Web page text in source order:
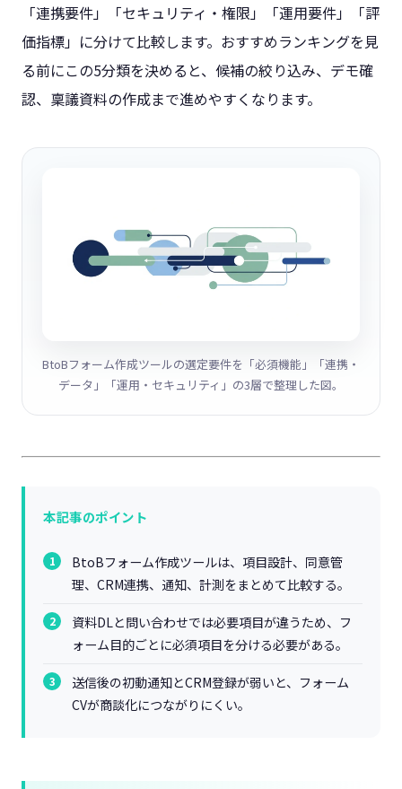
「連携要件」「セキュリティ・権限」「運用要件」「評
価指標」に分けて比較します。おすすめランキングを見
る前にこの5分類を決めると、候補の絞り込み、デモ確
認、稟議資料の作成まで進めやすくなります。
BtoBフォーム作成ツールの選定要件を「必須機能」「連携・
データ」「運用・セキュリティ」の3層で整理した図。
本記事のポイント
BtoBフォーム作成ツールは、項目設計、同意管
理、CRM連携、通知、計測をまとめて比較する。
資料DLと問い合わせでは必要項目が違うため、フ
ォーム目的ごとに必須項目を分ける必要がある。
送信後の初動通知とCRM登録が弱いと、フォーム
CVが商談化につながりにくい。